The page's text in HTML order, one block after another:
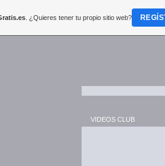
VIDEOS CLUB
. ¿Quieres tener tu propio sitio web?